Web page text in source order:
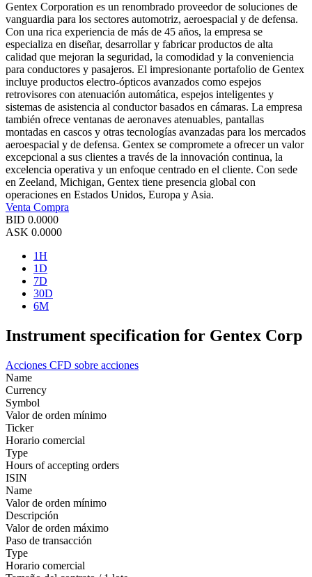
Gentex Corporation es un renombrado proveedor de soluciones de
vanguardia para los sectores automotriz, aeroespacial y de defensa.
Con una rica experiencia de más de 45 años, la empresa se
especializa en diseñar, desarrollar y fabricar productos de alta
calidad que mejoran la seguridad, la comodidad y la conveniencia
para conductores y pasajeros. El impresionante portafolio de Gentex
incluye productos electro-ópticos avanzados como espejos
retrovisores con atenuación automática, espejos inteligentes y
sistemas de asistencia al conductor basados en cámaras. La empresa
también ofrece ventanas de aeronaves atenuables, pantallas
montadas en cascos y otras tecnologías avanzadas para los mercados
aeroespacial y de defensa. Gentex se compromete a ofrecer un valor
excepcional a sus clientes a través de la innovación continua, la
excelencia operativa y un enfoque centrado en el cliente. Con sede
en Zeeland, Michigan, Gentex tiene presencia global con
operaciones en Estados Unidos, Europa y Asia.
Venta Compra
BID 0.0000
ASK 0.0000
1H
1D
7D
30D
6M
Instrument specification for Gentex Corp
Acciones CFD sobre acciones
Name
Currency
Symbol
Valor de orden mínimo
Ticker
Horario comercial
Type
Hours of accepting orders
ISIN
Name
Valor de orden mínimo
Descripción
Valor de orden máximo
Paso de transacción
Type
Horario comercial